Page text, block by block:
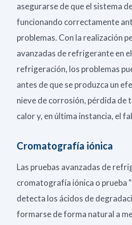
asegurarse de que el sistema
funcionando correctamente
problemas. Con la realización
avanzadas de refrigerante en
refrigeración, los problemas
antes de que se produzca un
nieve de corrosión, pérdida de
calor y, en última instancia, el
Cromatografía iónica
Las pruebas avanzadas de
cromatografía iónica o prueba
detecta los ácidos de
formarse de forma natural a